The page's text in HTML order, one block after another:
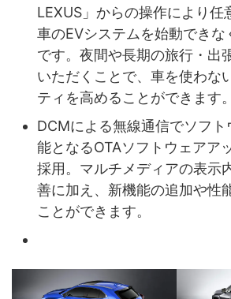
LEXUS」からの操作により任
車のEVシステムを始動でき
です。夜間や長期の旅行・出
いただくことで、車を使わな
ティを高めることができます。
DCMによる無線通信でソフ
能となるOTAソフトウェアア
採用。マルチメディアの表示
善に加え、新機能の追加や性
ことができます。